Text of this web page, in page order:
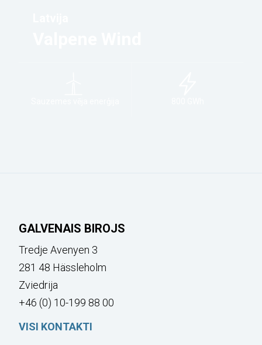
GALVENAIS BIROJS
Tredje Avenyen 3
281 48 Hässleholm
Zviedrija
+46 (0) 10-199 88 00
VISI KONTAKTI